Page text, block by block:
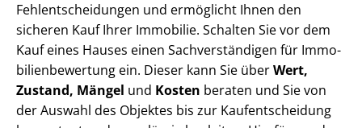
Fehl­ent­schei­dun­gen und ermöglicht Ihnen den
sicheren Kauf Ihrer Immobilie. Schalten Sie vor dem
Kauf eines Hauses einen Sach­ver­stän­di­gen für Im­mo­
bi­li­en­be­wer­tung ein. Dieser kann Sie überWert,
Zustand, Mängel und Kosten beraten und Sie von
der Auswahl des Objektes bis zur Kauf­ent­schei­dung